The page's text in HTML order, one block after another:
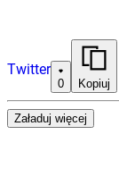
Twitter
0 Kopiuj
Załaduj więcej